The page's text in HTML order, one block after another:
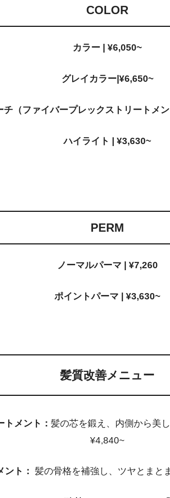
COLOR
カラー | ¥6,050~
グレイカラー|¥6,650~
チ（ファイバープレックストリートメ
ハイライト | ¥3,630~
PERM
ノーマルパーマ | ¥7,260
ポイントパーマ | ¥3,630~
髪質改善メニュー
トメント：髪の芯を鍛え、内側から美
¥4,840~
ント： 髪の骨格を補強し、ツヤとまと